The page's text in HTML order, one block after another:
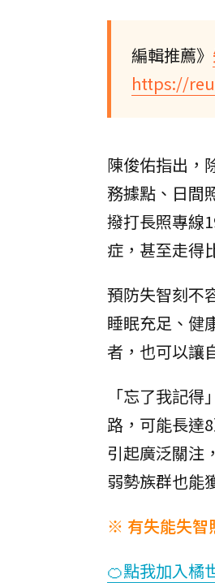
編輯推薦》
https://
陳俊佑指出，
務據點、日間
撥打長照專線
症，甚至走得
預防失智刻不
睡眠充足、健
者，也可以讓
「忘了我記
路，可能長達
引起廣泛關注
弱勢族群也能
※ 有失能失智
🍊點我加入橘